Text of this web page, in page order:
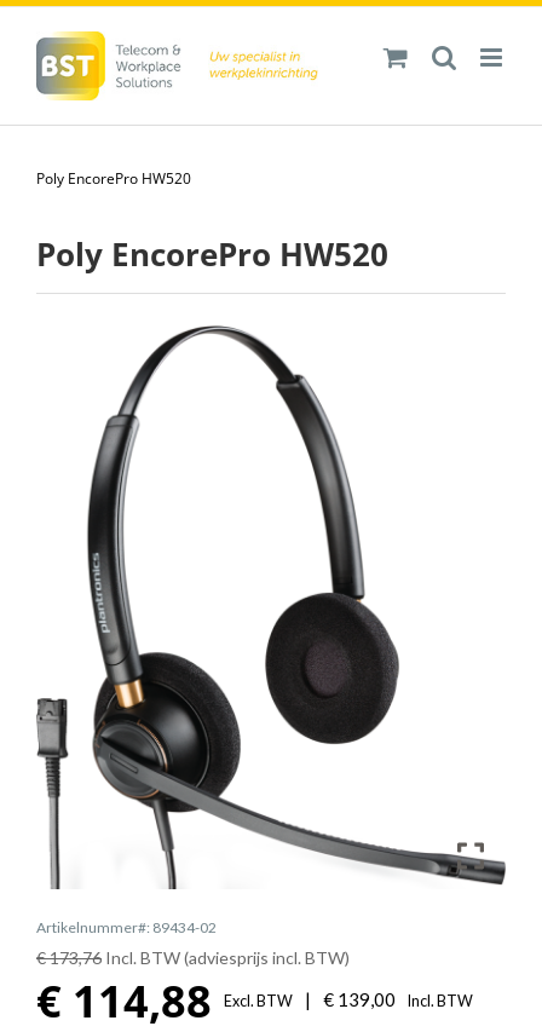
inhoud
Poly EncorePro HW520
Poly EncorePro HW520
Artikelnummer#: 89434-02
€ 173,76 Incl. BTW (adviesprijs incl. BTW)
€ 114,88 Excl. BTW | € 139,00 Incl. BTW